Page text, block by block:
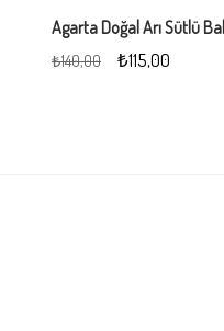
Agarta Doğal Arı Sütlü
₺115,00
₺140,00